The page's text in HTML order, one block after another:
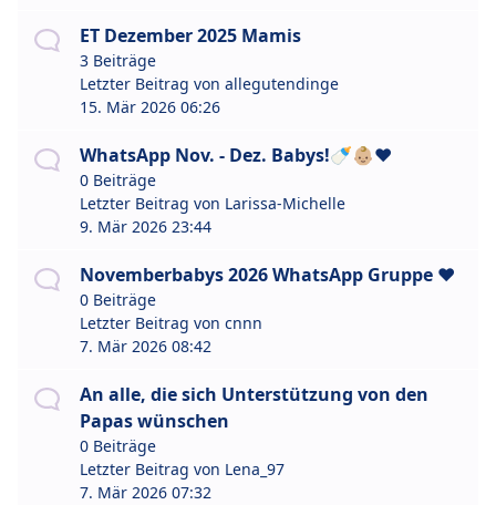
ET Dezember 2025 Mamis
3 Beiträge
Letzter Beitrag von allegutendinge
15. Mär 2026 06:26
WhatsApp Nov. - Dez. Babys!🍼👶🏼❤️
0 Beiträge
Letzter Beitrag von Larissa-Michelle
9. Mär 2026 23:44
Novemberbabys 2026 WhatsApp Gruppe ❤️
0 Beiträge
Letzter Beitrag von cnnn
7. Mär 2026 08:42
An alle, die sich Unterstützung von den
Papas wünschen
0 Beiträge
Letzter Beitrag von Lena_97
7. Mär 2026 07:32